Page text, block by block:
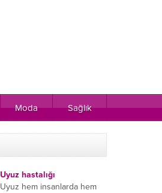
Moda Sağlık
Uyuz hastalığı
Uyuz hem insanlarda hem